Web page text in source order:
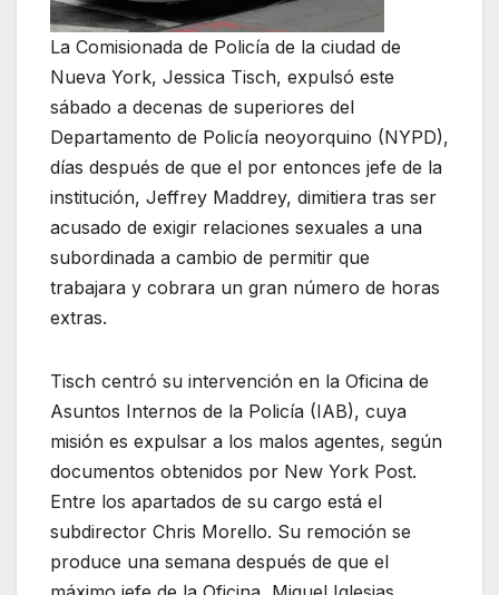
La Comisionada de Policía de la ciudad de
Nueva York, Jessica Tisch, expulsó este
sábado a decenas de superiores del
Departamento de Policía neoyorquino (NYPD),
días después de que el por entonces jefe de la
institución, Jeffrey Maddrey, dimitiera tras ser
acusado de exigir relaciones sexuales a una
subordinada a cambio de permitir que
trabajara y cobrara un gran número de horas
extras.
Tisch centró su intervención en la Oficina de
Asuntos Internos de la Policía (IAB), cuya
misión es expulsar a los malos agentes, según
documentos obtenidos por New York Post.
Entre los apartados de su cargo está el
subdirector Chris Morello. Su remoción se
produce una semana después de que el